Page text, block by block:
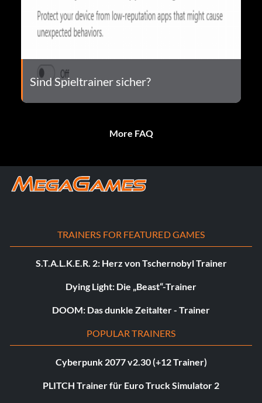
Sind Spieltrainer sicher?
More FAQ
TRAINERS FOR FEATURED GAMES
S.T.A.L.K.E.R. 2: Herz von Tschernobyl Trainer
Dying Light: Die „Beast“-Trainer
DOOM: Das dunkle Zeitalter - Trainer
POPULAR TRAINERS
Cyberpunk 2077 v2.30 (+12 Trainer)
PLITCH Trainer für Euro Truck Simulator 2